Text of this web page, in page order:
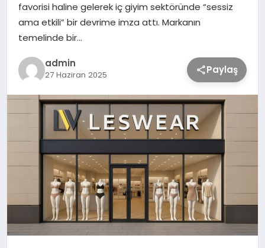
MAGAZİN
EĞİTİM
favorisi haline gelerek iç giyim sektöründe “sessiz
ama etkili” bir devrime imza attı. Markanın
temelinde bir…
admin
27 Haziran 2025 Paylaş